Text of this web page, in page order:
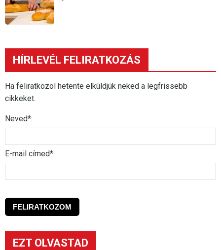
HÍRLEVÉL FELIRATKOZÁS
Ha feliratkozol hetente elküldjük neked a legfrissebb
cikkeket.
Neved*:
E-mail címed*:
EZT OLVASTAD